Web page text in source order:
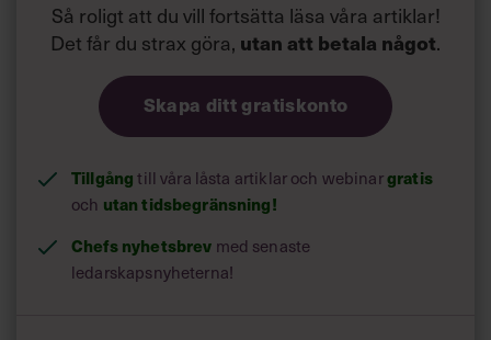
Några av effekterna av förundran är
till exempel:
Du blir friskare och mindre stressad
Studier har visat att förundransupplevelser kan sänka
inflammationsgraden i kroppen och stärka vagusnerven,
vilket skulle kunna motverka sjukdomar som diabetes-2,
hjärtsjukdomar, artros och alzheimer.
Så roligt att du vill fortsätta läsa våra artiklar!
Det får du strax göra, utan att betala något.
Skapa ditt gratiskonto
Tillgång till våra låsta artiklar och webinargratis
och utan tidsbegränsning!
Chefs nyhetsbrev med senaste
ledarskapsnyheterna!